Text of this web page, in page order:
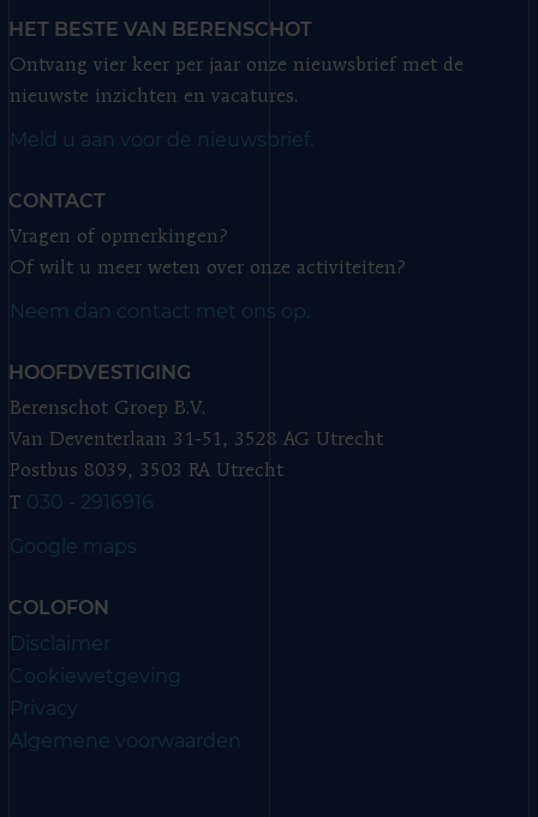
HET BESTE VAN BERENSCHOT
Ontvang vier keer per jaar onze nieuwsbrief met de
nieuwste inzichten en vacatures.
Meld u aan voor de nieuwsbrief.
CONTACT
Vragen of opmerkingen?
Of wilt u meer weten over onze activiteiten?
Neem dan contact met ons op.
HOOFDVESTIGING
Berenschot Groep B.V.
Van Deventerlaan 31-51, 3528 AG Utrecht
Postbus 8039, 3503 RA Utrecht
T 030 - 2916916
Google maps
COLOFON
Disclaimer
Cookiewetgeving
Privacy
Algemene voorwaarden